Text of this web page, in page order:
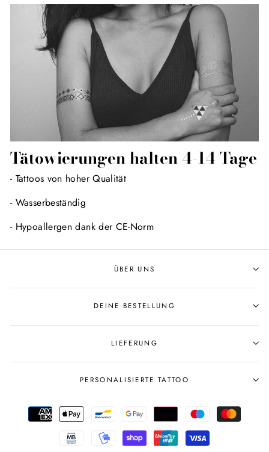
Tätowierungen halten 4-14 Tage
- Tattoos von hoher Qualität
- Wasserbeständig
- Hypoallergen dank der CE-Norm
ÜBER UNS
DEINE BESTELLUNG
LIEFERUNG
PERSONALISIERTE TATTOO